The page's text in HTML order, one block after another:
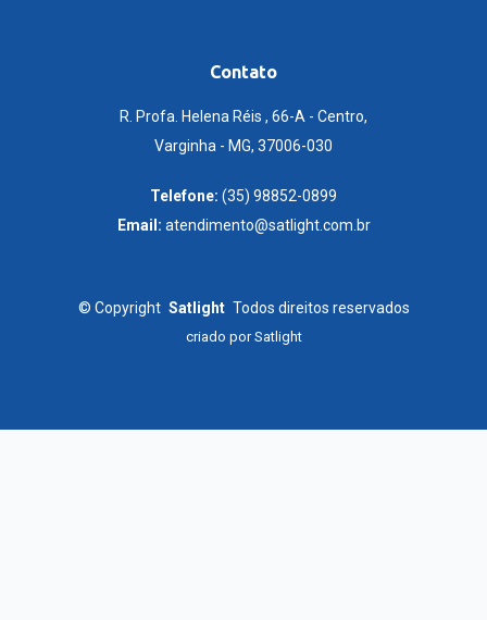
Contato
R. Profa. Helena Réis , 66-A - Centro,
Varginha - MG, 37006-030
Telefone: (35) 98852-0899
Email: atendimento@satlight.com.br
© Copyright Satlight Todos direitos reservados
criado porSatlight